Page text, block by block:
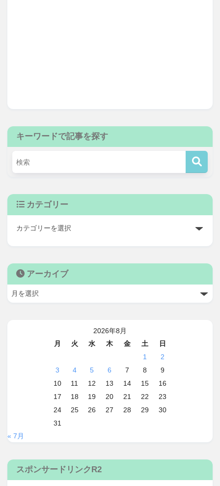
キーワードで記事を探す
カテゴリー
アーカイブ
2026年8月
月
火 水 木 金 土
日
1
2
3
4 5 6 7 8
9
10
11 12 13 14 15
16
17
18 19 20 21 22
23
24
25 26 27 28 29
30
31
« 7月
スポンサードリンクR2